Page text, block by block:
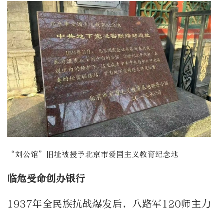
“刘公馆”旧址被授予北京市爱国主义教育纪念地
临危受命创办银行
1937年全民族抗战爆发后，八路军120师主力